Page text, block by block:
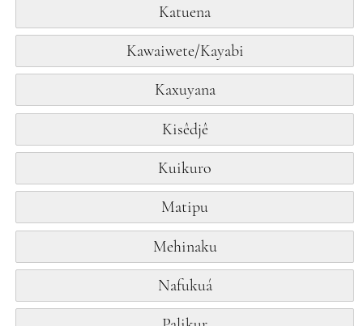
Katuena
Kawaiwete/Kayabi
Kaxuyana
Kisêdjê
Kuikuro
Matipu
Mehinaku
Nafukuá